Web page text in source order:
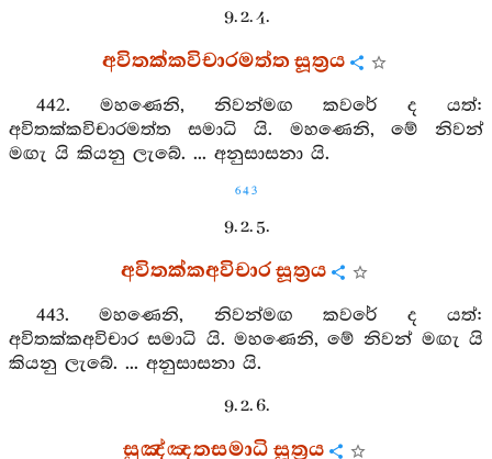
9. 2. 4.
අවිතක්කවිචාරමත්ත සූත්‍රය
442. මහණෙනි, නිවන්මඟ කවරේ ද යත්:
අවිතක්කවිචාරමත්ත සමාධි යි. මහණෙනි, මේ නිවන්
මඟැ යි කියනු ලැබේ. ... අනුසාසනා යි.
643
9. 2. 5.
අවිතක්කඅවිචාර සූත්‍රය
443. මහණෙනි, නිවන්මඟ කවරේ ද යත්:
අවිතක්කඅවිචාර සමාධි යි. මහණෙනි, මේ නිවන් මඟැ යි
කියනු ලැබේ. ... අනුසාසනා යි.
9. 2. 6.
සුඤ්ඤතසමාධි සූත්‍රය